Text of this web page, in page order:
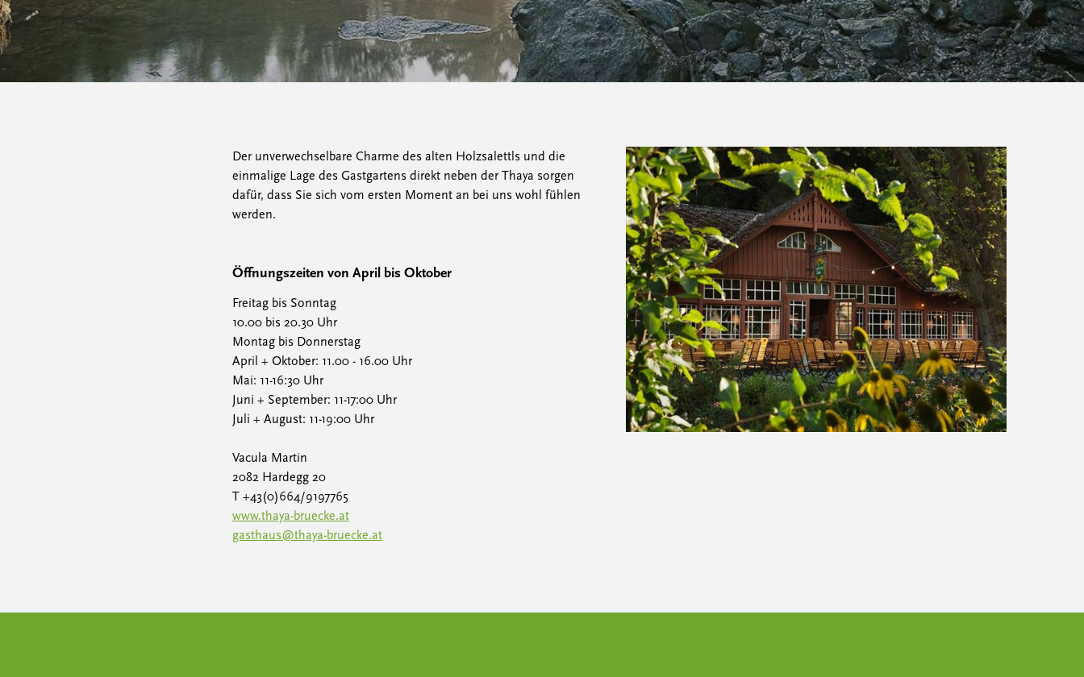
Der unverwechselbare Charme des alten Holzsalettls und die
einmalige Lage des Gastgartens direkt neben der Thaya sorgen
dafür, dass Sie sich vom ersten Moment an bei uns wohl fühlen
werden.
Öffnungszeiten von April bis Oktober
Freitag bis Sonntag
10.00 bis 20.30 Uhr
Montag bis Donnerstag
April + Oktober: 11.00 - 16.00 Uhr
Mai: 11-16:30 Uhr
Juni + September: 11-17:00 Uhr
Juli + August: 11-19:00 Uhr
Vacula Martin
2082 Hardegg 20
T +43(0)664/9197765
www.thaya-bruecke.at
gasthaus@thaya-bruecke.at